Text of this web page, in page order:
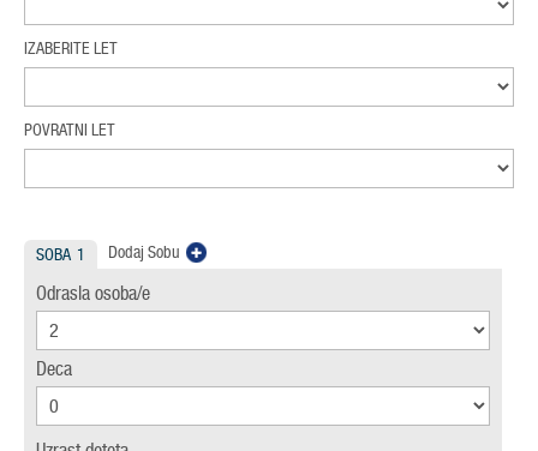
IZABERITE LET
POVRATNI LET
SOBA 1 Dodaj Sobu
Odrasla osoba/e
Deca